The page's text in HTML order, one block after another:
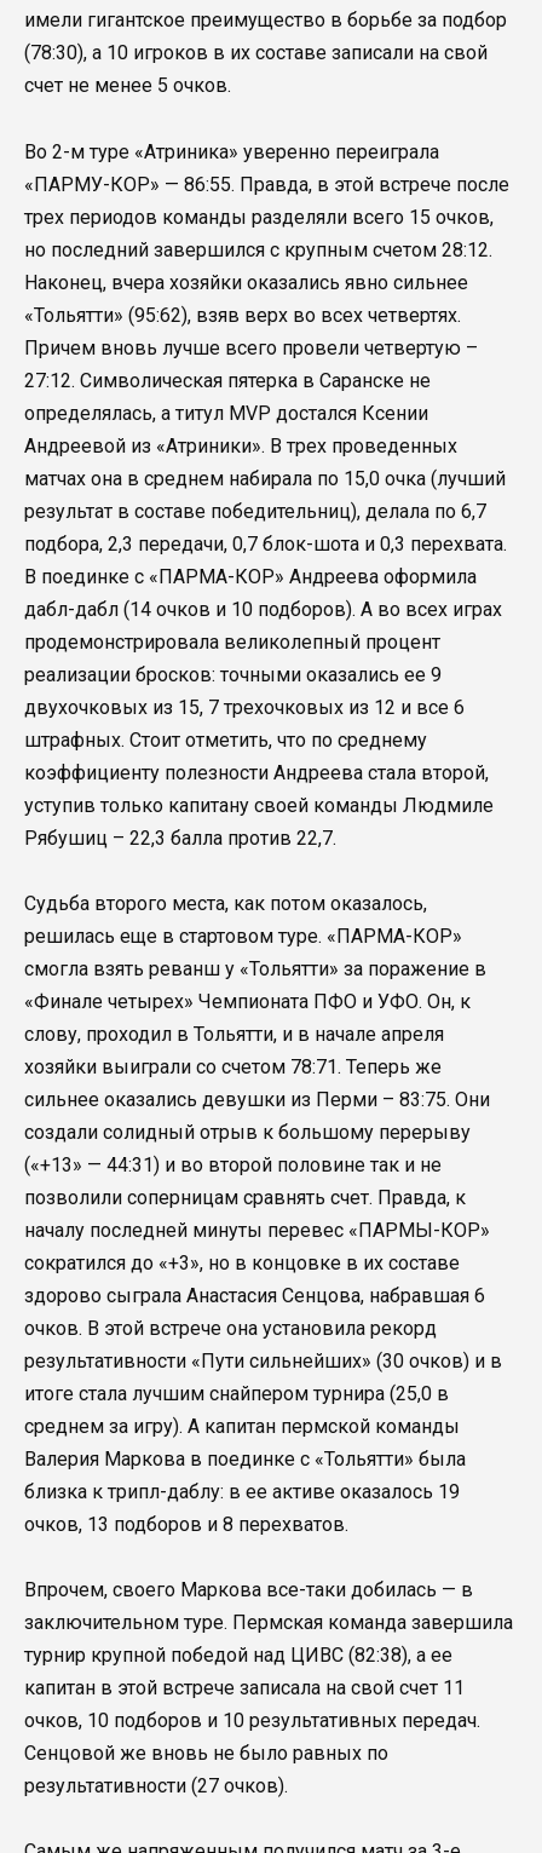
имели гигантское преимущество в борьбе за подбор
(78:30), а 10 игроков в их составе записали на свой
счет не менее 5 очков.
Во 2-м туре «Атриника» уверенно переиграла
«ПАРМУ-КОР» — 86:55. Правда, в этой встрече после
трех периодов команды разделяли всего 15 очков,
но последний завершился с крупным счетом 28:12.
Наконец, вчера хозяйки оказались явно сильнее
«Тольятти» (95:62), взяв верх во всех четвертях.
Причем вновь лучше всего провели четвертую –
27:12. Символическая пятерка в Саранске не
определялась, а титул MVP достался Ксении
Андреевой из «Атриники». В трех проведенных
матчах она в среднем набирала по 15,0 очка (лучший
результат в составе победительниц), делала по 6,7
подбора, 2,3 передачи, 0,7 блок-шота и 0,3 перехвата.
В поединке с «ПАРМА-КОР» Андреева оформила
дабл-дабл (14 очков и 10 подборов). А во всех играх
продемонстрировала великолепный процент
реализации бросков: точными оказались ее 9
двухочковых из 15, 7 трехочковых из 12 и все 6
штрафных. Стоит отметить, что по среднему
коэффициенту полезности Андреева стала второй,
уступив только капитану своей команды Людмиле
Рябушиц – 22,3 балла против 22,7.
Судьба второго места, как потом оказалось,
решилась еще в стартовом туре. «ПАРМА-КОР»
смогла взять реванш у «Тольятти» за поражение в
«Финале четырех» Чемпионата ПФО и УФО. Он, к
слову, проходил в Тольятти, и в начале апреля
хозяйки выиграли со счетом 78:71. Теперь же
сильнее оказались девушки из Перми – 83:75. Они
создали солидный отрыв к большому перерыву
(«+13» — 44:31) и во второй половине так и не
позволили соперницам сравнять счет. Правда, к
началу последней минуты перевес «ПАРМЫ-КОР»
сократился до «+3», но в концовке в их составе
здорово сыграла Анастасия Сенцова, набравшая 6
очков. В этой встрече она установила рекорд
результативности «Пути сильнейших» (30 очков) и в
итоге стала лучшим снайпером турнира (25,0 в
среднем за игру). А капитан пермской команды
Валерия Маркова в поединке с «Тольятти» была
близка к трипл-даблу: в ее активе оказалось 19
очков, 13 подборов и 8 перехватов.
Впрочем, своего Маркова все-таки добилась — в
заключительном туре. Пермская команда завершила
турнир крупной победой над ЦИВС (82:38), а ее
капитан в этой встрече записала на свой счет 11
очков, 10 подборов и 10 результативных передач.
Сенцовой же вновь не было равных по
результативности (27 очков).